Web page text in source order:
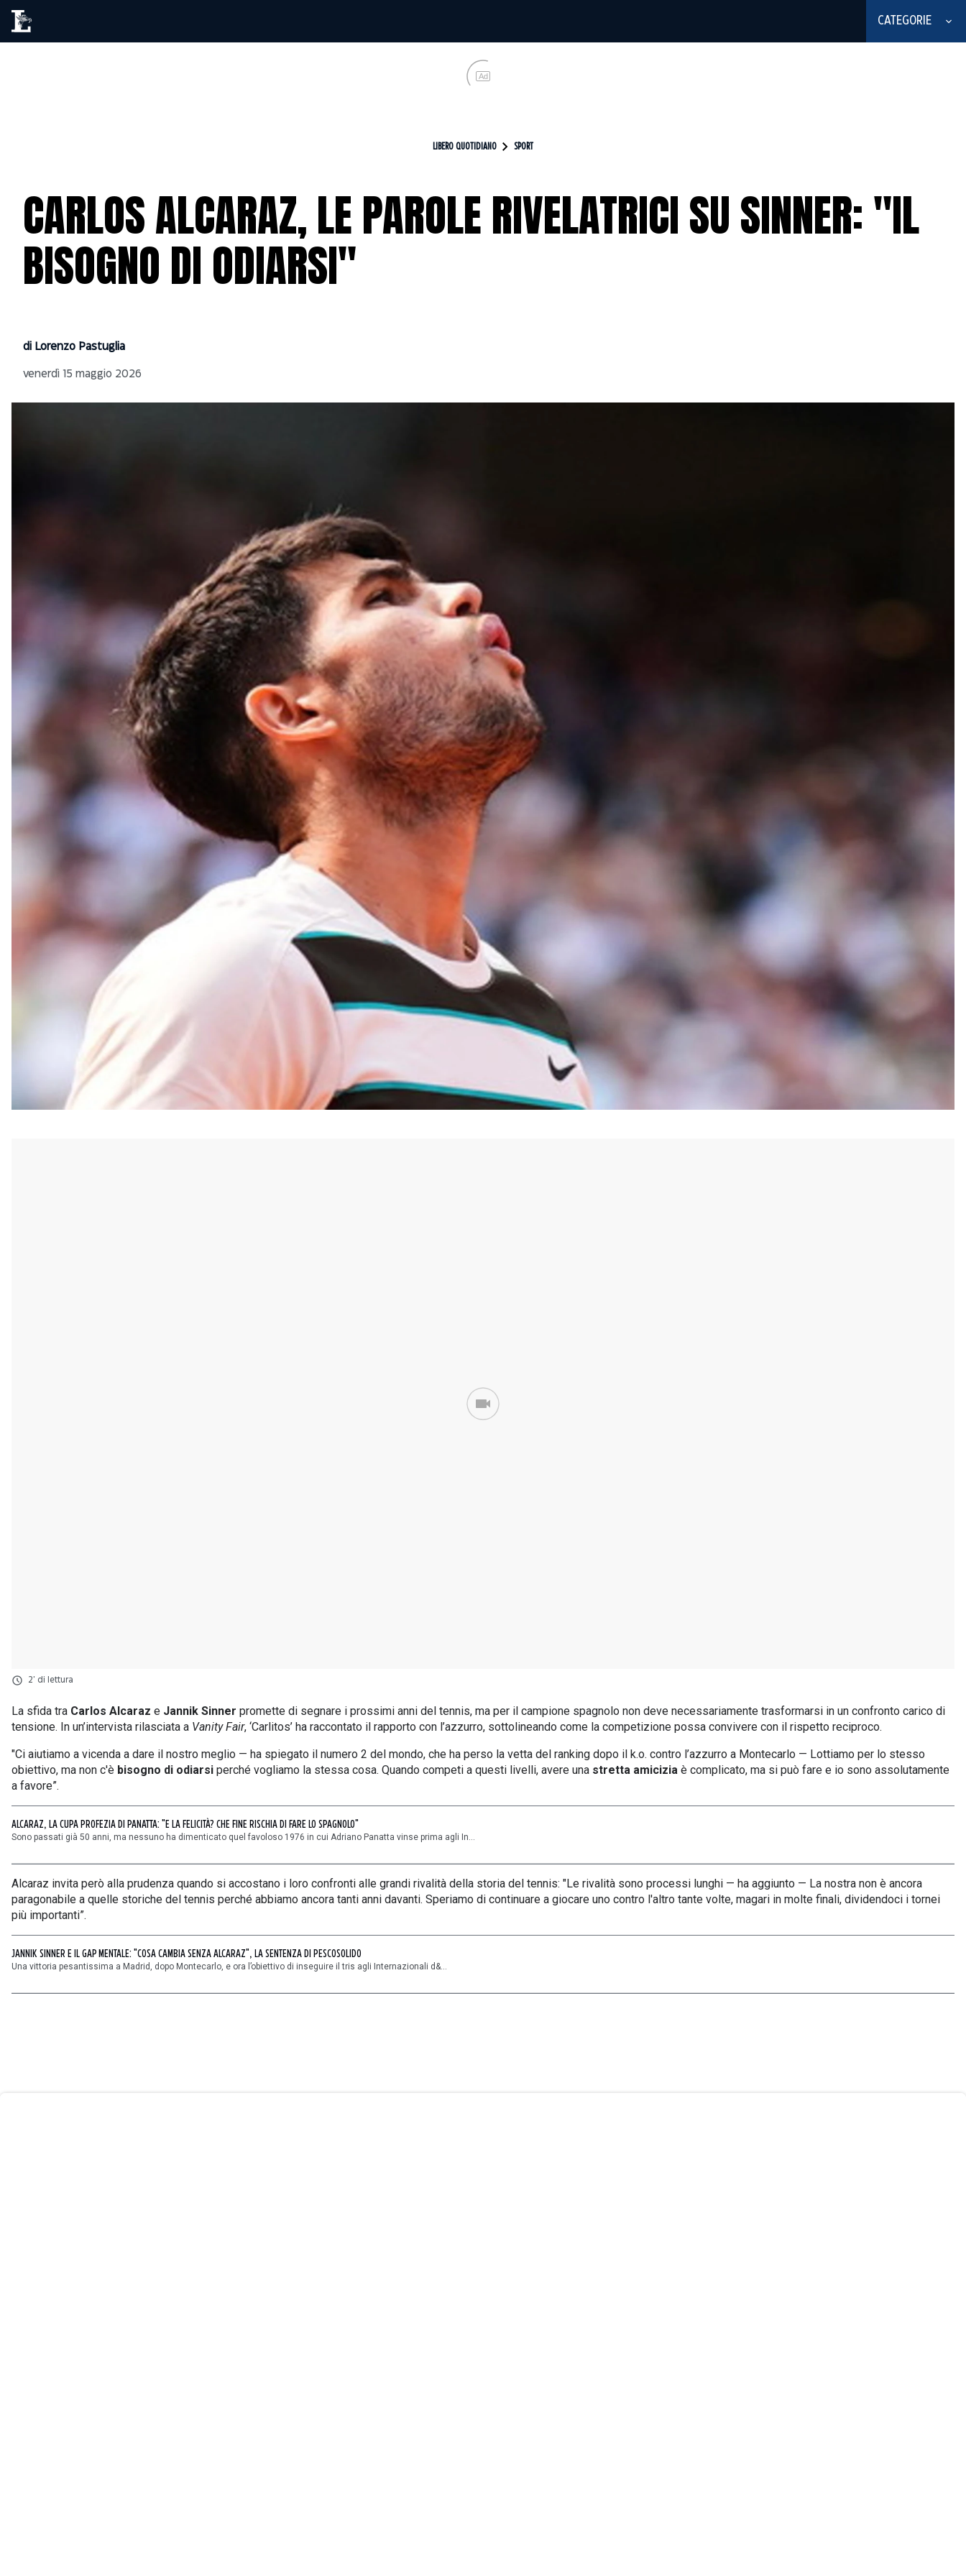
CATEGORIE
Ad
LIBERO QUOTIDIANO SPORT
CARLOS ALCARAZ, LE PAROLE RIVELATRICI SU SINNER: "IL
BISOGNO DI ODIARSI"
di Lorenzo Pastuglia
venerdì 15 maggio 2026
2' di lettura
La sfida tra Carlos Alcaraz e Jannik Sinner promette di segnare i prossimi anni del tennis, ma per il campione spagnolo non deve necessariamente trasformarsi in un confronto carico di
tensione. In un’intervista rilasciata a Vanity Fair, ‘Carlitos’ ha raccontato il rapporto con l’azzurro, sottolineando come la competizione possa convivere con il rispetto reciproco.
"Ci aiutiamo a vicenda a dare il nostro meglio — ha spiegato il numero 2 del mondo, che ha perso la vetta del ranking dopo il k.o. contro l’azzurro a Montecarlo — Lottiamo per lo stesso
obiettivo, ma non c'è bisogno di odiarsi perché vogliamo la stessa cosa. Quando competi a questi livelli, avere una stretta amicizia è complicato, ma si può fare e io sono assolutamente
a favore”.
ALCARAZ, LA CUPA PROFEZIA DI PANATTA: "E LA FELICITÀ? CHE FINE RISCHIA DI FARE LO SPAGNOLO"
Sono passati già 50 anni, ma nessuno ha dimenticato quel favoloso 1976 in cui Adriano Panatta vinse prima agli In...
Alcaraz invita però alla prudenza quando si accostano i loro confronti alle grandi rivalità della storia del tennis: "Le rivalità sono processi lunghi — ha aggiunto — La nostra non è ancora
paragonabile a quelle storiche del tennis perché abbiamo ancora tanti anni davanti. Speriamo di continuare a giocare uno contro l'altro tante volte, magari in molte finali, dividendoci i tornei
più importanti”.
JANNIK SINNER E IL GAP MENTALE: "COSA CAMBIA SENZA ALCARAZ", LA SENTENZA DI PESCOSOLIDO
Una vittoria pesantissima a Madrid, dopo Montecarlo, e ora l’obiettivo di inseguire il tris agli Internazionali d&...